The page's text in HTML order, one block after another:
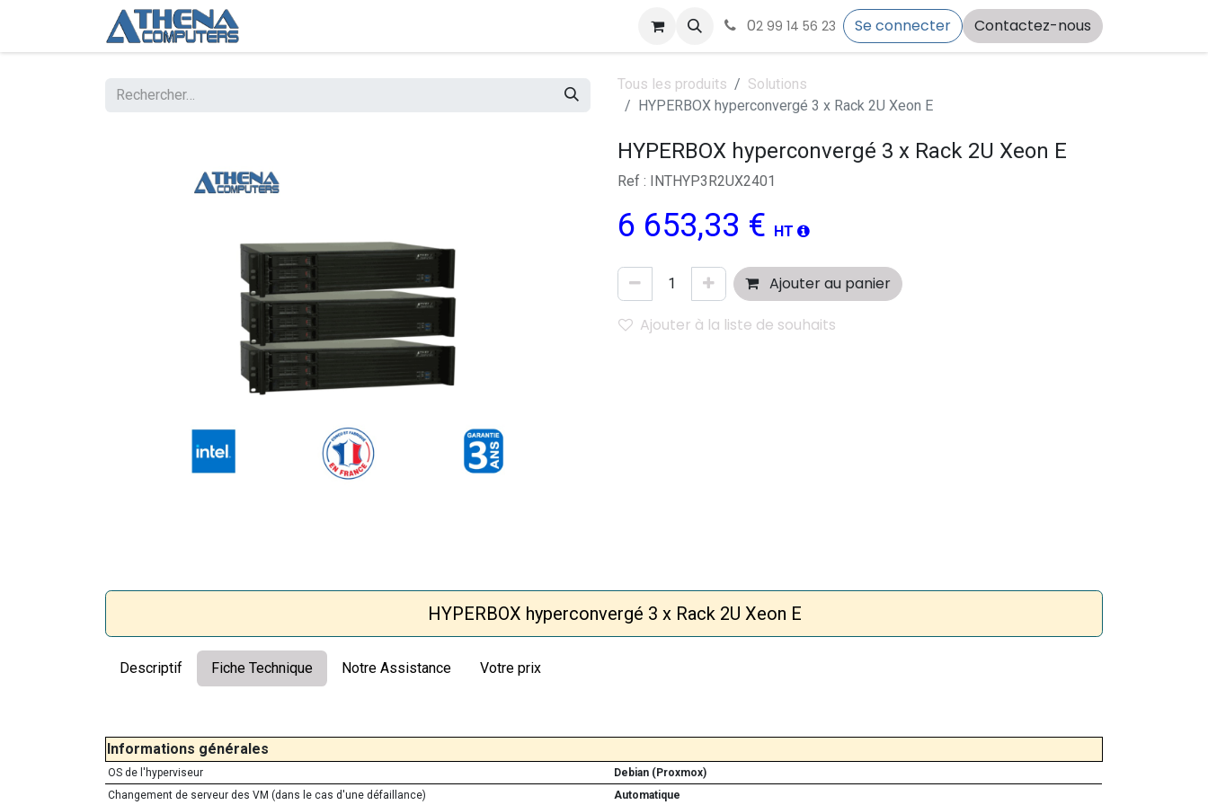
02 99 14 56 23 Se connecter Contactez-nous
Tous les produits
Solutions
HYPERBOX hyperconvergé 3 x Rack 2U Xeon E
HYPERBOX hyperconvergé 3 x Rack 2U Xeon E
Ref : INTHYP3R2UX2401
6 653,33 € HT
Ajouter au panier
Ajouter à la liste de souhaits
HYPERBOX hyperconvergé 3 x Rack 2U Xeon E
Descriptif Fiche Technique Notre Assistance Votre prix
Informations générales
OS de l'hyperviseur
Debian (Proxmox)
Changement de serveur des VM (dans le cas d'une défaillance)
Automatique